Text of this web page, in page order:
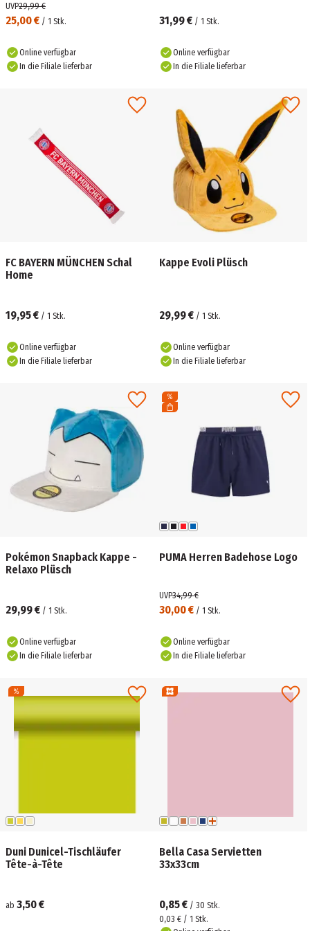
25,00 € / 1 Stk.
UVP29,99 €
Online verfügbar
In die Filiale lieferbar
31,99 € / 1 Stk.
Online verfügbar
In die Filiale lieferbar
FC BAYERN MÜNCHEN Schal
Home
19,95 € / 1 Stk.
Online verfügbar
In die Filiale lieferbar
Kappe Evoli Plüsch
29,99 € / 1 Stk.
Online verfügbar
In die Filiale lieferbar
Pokémon Snapback Kappe -
Relaxo Plüsch
29,99 € / 1 Stk.
Online verfügbar
In die Filiale lieferbar
PUMA Herren Badehose Logo
30,00 € / 1 Stk.
UVP34,99 €
Online verfügbar
In die Filiale lieferbar
Duni Dunicel-Tischläufer
Tête-à-Tête
ab 3,50 €
Bella Casa Servietten
33x33cm
0,85 € / 30 Stk.
0,03 € / 1 Stk.